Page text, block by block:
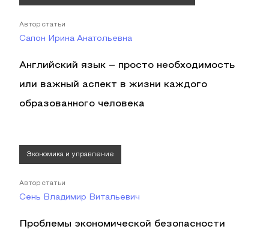
Автор статьи
Сапон Ирина Анатольевна
Английский язык – просто необходимость
или важный аспект в жизни каждого
образованного человека
Экономика и управление
Автор статьи
Сень Владимир Витальевич
Проблемы экономической безопасности